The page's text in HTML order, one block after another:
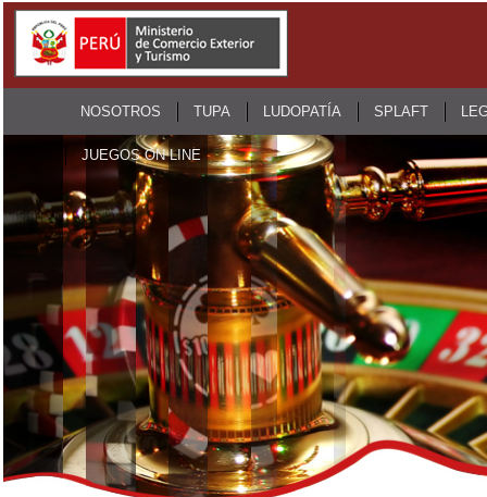
NOSOTROS TUPA LUDOPATÍA SPLAFT
JUEGOS ON LINE